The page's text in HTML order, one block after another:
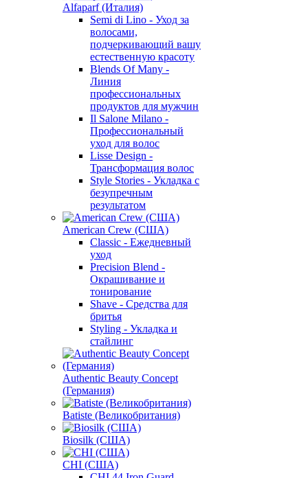
Alfaparf (Италия)
Semi di Lino - Уход за
волосами,
подчеркивающий вашу
естественную красоту
Blends Of Many -
Линия
профессиональных
продуктов для мужчин
Il Salone Milano -
Профессиональный
уход для волос
Lisse Design -
Трансформация волос
Style Stories - Укладка с
безупречным
результатом
American Crew (США)
Classic - Ежедневный
уход
Precision Blend -
Окрашивание и
тонирование
Shave - Средства для
бритья
Styling - Укладка и
стайлинг
Authentic Beauty Concept
(Германия)
Batiste (Великобритания)
Biosilk (США)
CHI (США)